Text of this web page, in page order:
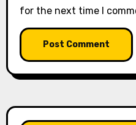
for the next time I